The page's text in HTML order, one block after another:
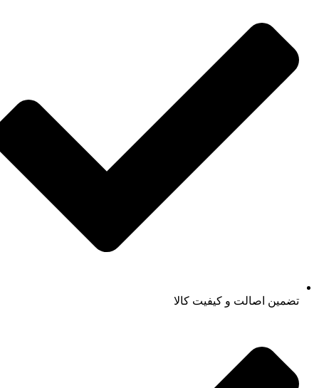
تضمین اصالت و کیفیت کالا